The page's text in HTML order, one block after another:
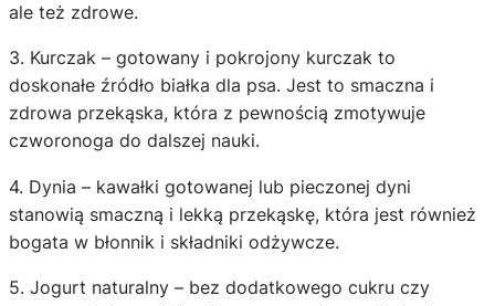
ale też zdrowe.
3. Kurczak – gotowany i pokrojony kurczak to
doskonałe źródło białka dla psa. Jest to smaczna i
zdrowa przekąska, która z pewnością zmotywuje
czworonoga do dalszej nauki.
4. Dynia – kawałki gotowanej lub pieczonej dyni
stanowią smaczną i lekką przekąskę, która jest również
bogata w błonnik i składniki odżywcze.
5. Jogurt naturalny – bez dodatkowego cukru czy